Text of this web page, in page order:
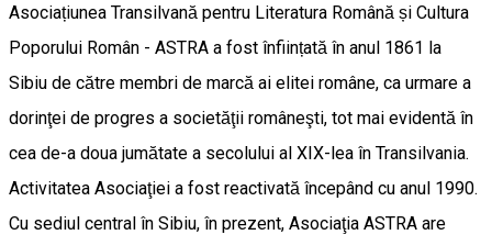
Asociațiunea Transilvană pentru Literatura Română și Cultura
Poporului Român - ASTRA a fost înființată în anul 1861 la
Sibiu de către membri de marcă ai elitei române, ca urmare a
dorinţei de progres a societăţii româneşti, tot mai evidentă în
cea de-a doua jumătate a secolului al XIX-lea în Transilvania.
Activitatea Asociaţiei a fost reactivată începând cu anul 1990.
Cu sediul central în Sibiu, în prezent, Asociaţia ASTRA are